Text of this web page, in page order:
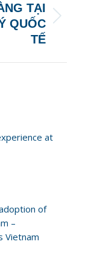
TẠI
QUỐC
TẾ
at
of
–
Vietnam